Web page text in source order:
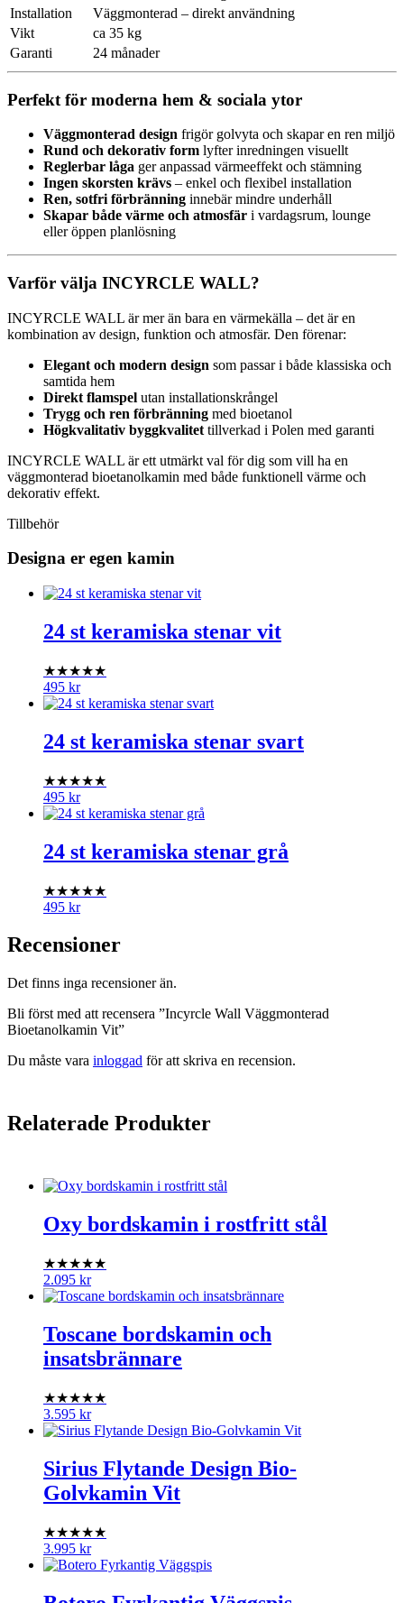
Installation
Väggmonterad – direkt användning
Vikt
ca 35 kg
Garanti
24 månader
Perfekt för moderna hem & sociala ytor
Väggmonterad design frigör golvyta och skapar en ren miljö
Rund och dekorativ form lyfter inredningen visuellt
Reglerbar låga ger anpassad värmeeffekt och stämning
Ingen skorsten krävs – enkel och flexibel installation
Ren, sotfri förbränning innebär mindre underhåll
Skapar både värme och atmosfär i vardagsrum, lounge
eller öppen planlösning
Varför välja INCYRCLE WALL?
INCYRCLE WALL är mer än bara en värmekälla – det är en
kombination av design, funktion och atmosfär. Den förenar:
Elegant och modern design som passar i både klassiska och
samtida hem
Direkt flamspel utan installationskrångel
Trygg och ren förbränning med bioetanol
Högkvalitativ byggkvalitet tillverkad i Polen med garanti
INCYRCLE WALL är ett utmärkt val för dig som vill ha en
väggmonterad bioetanolkamin med både funktionell värme och
dekorativ effekt.
Tillbehör
Designa er egen kamin
24 st keramiska stenar vit
★★★★★
495 kr
24 st keramiska stenar svart
★★★★★
495 kr
24 st keramiska stenar grå
★★★★★
495 kr
Recensioner
Det finns inga recensioner än.
Bli först med att recensera ”Incyrcle Wall Väggmonterad
Bioetanolkamin Vit”
Du måste vara inloggad för att skriva en recension.
Relaterade Produkter
Oxy bordskamin i rostfritt stål
★★★★★
2.095 kr
Toscane bordskamin och
insatsbrännare
★★★★★
3.595 kr
Sirius Flytande Design Bio-
Golvkamin Vit
★★★★★
3.995 kr